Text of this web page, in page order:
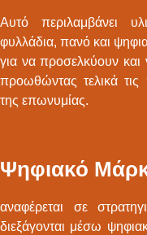
Αυτό περιλαμβάνει
φυλλάδια, πανό και
για να προσελκύουν και
προωθώντας τελικά τις
της επωνυμίας.
Ψηφιακό
αναφέρεται σε
διεξάγονται μέσω